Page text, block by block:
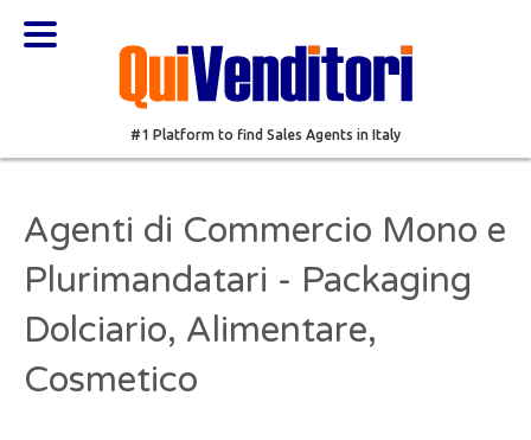
#1 Platform to find Sales Agents in Italy
Agenti di Commercio Mono e
Plurimandatari - Packaging
Dolciario, Alimentare,
Cosmetico